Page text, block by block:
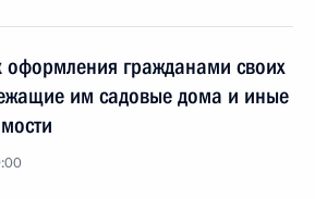
гражданами своих
им садовые дома и иные